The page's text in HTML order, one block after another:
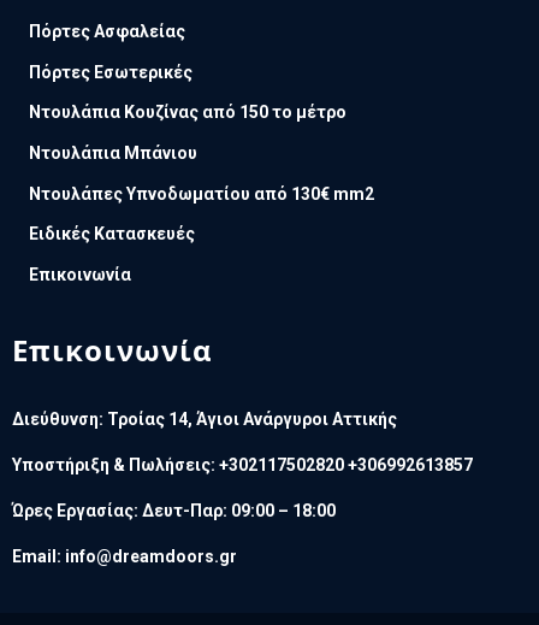
Πόρτες Ασφαλείας
Πόρτες Εσωτερικές
Ντουλάπια Κουζίνας από 150 το μέτρο
Ντουλάπια Μπάνιου
Ντουλάπες Υπνοδωματίου από 130€ mm2
Ειδικές Κατασκευές
Επικοινωνία
Επικοινωνία
Διεύθυνση: Τροίας 14, Άγιοι Ανάργυροι Αττικής
Υποστήριξη & Πωλήσεις: +302117502820 +306992613857
Ώρες Εργασίας: Δευτ-Παρ: 09:00 – 18:00
Email: info@dreamdoors.gr